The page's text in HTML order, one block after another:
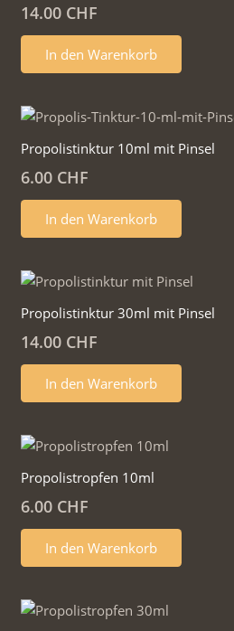
14.00 CHF
In den Warenkorb
Propolistinktur 10ml mit Pinsel
6.00 CHF
In den Warenkorb
Propolistinktur 30ml mit Pinsel
14.00 CHF
In den Warenkorb
Propolistropfen 10ml
6.00 CHF
In den Warenkorb